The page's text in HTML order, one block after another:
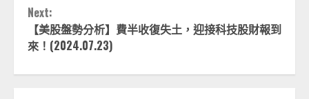
Next:
【美股盤勢分析】費半收復失土，迎接科技股財報到
來！(2024.07.23)